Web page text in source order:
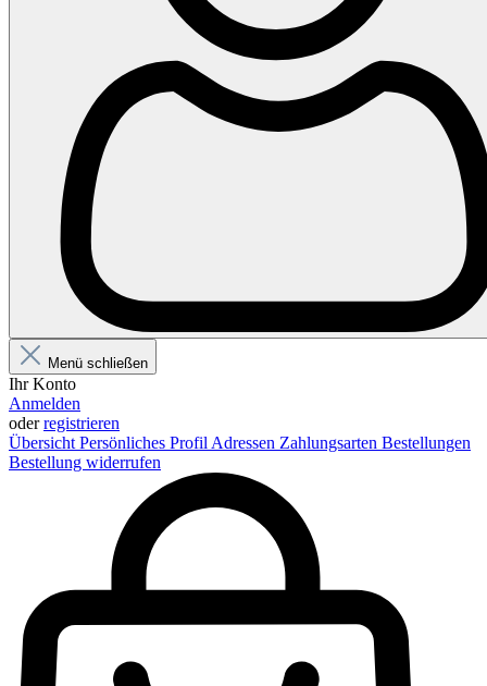
Menü schließen
Ihr Konto
Anmelden
oderregistrieren
Übersicht Persönliches Profil Adressen Zahlungsarten Bestellungen
Bestellung widerrufen